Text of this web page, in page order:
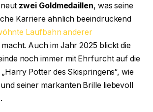
zwei Goldmedaillen, was seine
Karriere ähnlich beeindruckend
Laufbahn anderer
macht. Auch im Jahr 2025 blickt die
noch immer mit Ehrfurcht auf die
Potter des Skispringens“, wie
seiner markanten Brille liebevoll